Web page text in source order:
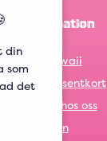
Information
Om Kawaii
Om presentkort
Jobba hos oss
Logga in
din
som
det